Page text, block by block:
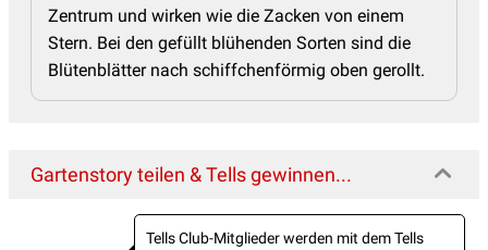
Zentrum und wirken wie die Zacken von einem
Stern. Bei den gefüllt blühenden Sorten sind die
Blütenblätter nach schiffchenförmig oben gerollt.
Gartenstory teilen & Tells gewinnen...
Tells Club-Mitglieder werden mit dem Tells